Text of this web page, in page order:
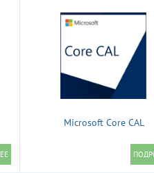
Microsoft Core CAL